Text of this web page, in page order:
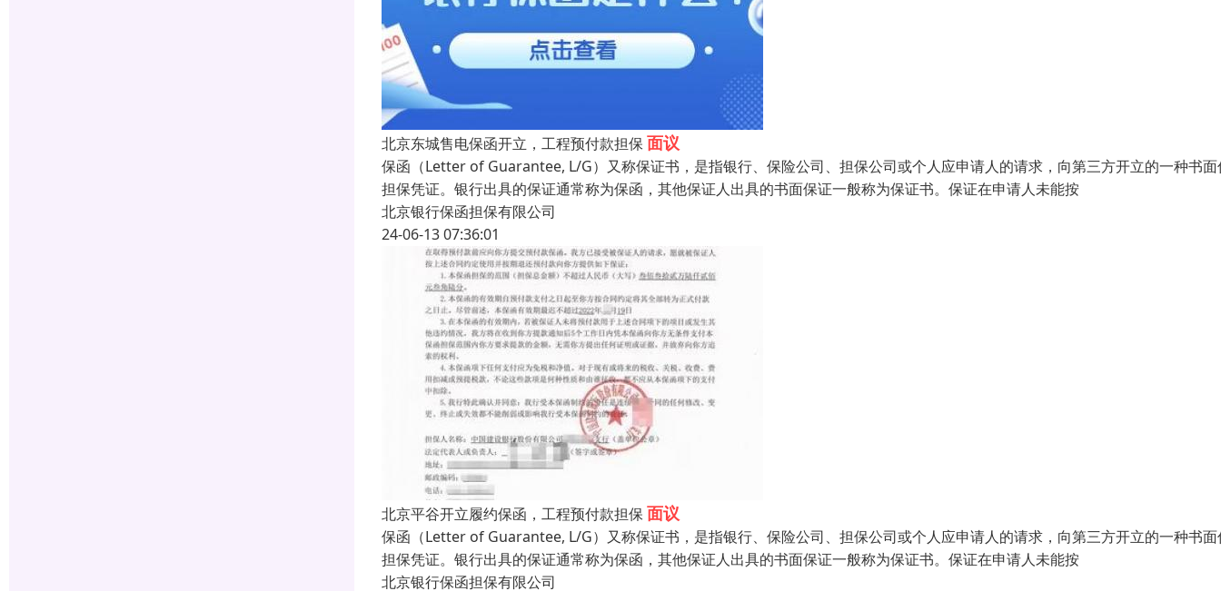
北京东城售电保函开立，工程预付款担保 面议
保函（Letter of Guarantee, L/G）又称保证书，是指银行、保险公司、担保公司或个人应申请人的请求，向第三方开立的一种书面
担保凭证。银行出具的保证通常称为保函，其他保证人出具的书面保证一般称为保证书。保证在申请人未能按
北京银行保函担保有限公司
24-06-13 07:36:01
北京平谷开立履约保函，工程预付款担保 面议
保函（Letter of Guarantee, L/G）又称保证书，是指银行、保险公司、担保公司或个人应申请人的请求，向第三方开立的一种书面
担保凭证。银行出具的保证通常称为保函，其他保证人出具的书面保证一般称为保证书。保证在申请人未能按
北京银行保函担保有限公司